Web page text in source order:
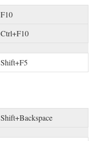
F10
Ctrl+F10
Shift+F5
Shift+Backspace